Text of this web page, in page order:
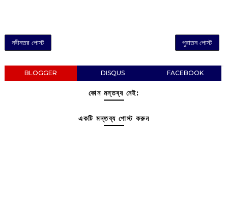
নবীনতর পোস্ট পুরাতন পোস্ট
BLOGGER DISQUS FACEBOOK
কোন মন্তব্য নেই:
একটি মন্তব্য পোস্ট করুন